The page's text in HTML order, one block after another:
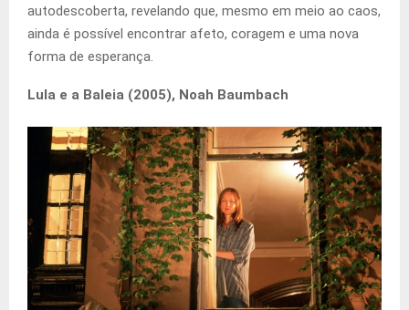
autodescoberta, revelando que, mesmo em meio ao caos,
ainda é possível encontrar afeto, coragem e uma nova
forma de esperança.
Lula e a Baleia (2005), Noah Baumbach